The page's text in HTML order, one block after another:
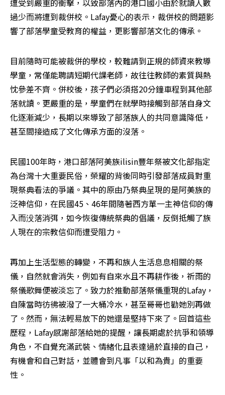
遭受到嚴重的衝擊，以致部落內的港口國小由於就讀人數
過少而將遭到裁併校。Lafay憂心的表示，裁併校的問題影
響了部落學童受教育的權益，更影響部落文化的傳承。
目前隨時可能被裁併的學校，較難請到正規的師資來教導
學童，常僅能聘請短期代課老師，故往往教師的素質與熱
忱參差不齊。併校後，孩子們必須搭20分鐘車程到其他部
落就讀。更嚴重的是，學童們在就學時接觸到部落自身文
化逐漸減少，長期以來導致了部落族人的共同意識降低，
甚至間接造成了文化傳承方面的沒落。
民國100年時，港口部落阿美族ilisin豐年祭被文化部指定
為台灣十大重要民俗，榮耀的背後同時引發部落成員對重
現祭典看法的爭議。其中的原由乃祭典呈現的是阿美族的
泛神信仰，在民國45、46年間隨著西方單一主神信仰的傳
入而没落消弭，如今恢復傳統祭典的倡議，反倒抵觸了族
人現在的宗教信仰而遭受阻力。
再加上生活型態的轉變，不再和族人生活息息相關的祭
儀，自然就會消失，例如有自來水且不再耕作後，祈雨的
祭儀歌舞便被淡忘了。致力於推動部落祭儀重現的Lafay，
自陳當時彷彿被潑了一大桶冷水，甚至哥哥也勸她別再做
了。然而，無法輕易放下的她還是堅持下來了。回首這些
歷程，Lafay感謝部落給她的提醒，讓長期處於抗爭和領導
角色，不自覺充滿武裝、情緒化且表達過於直接的自己，
有機會和自己對話，並體會到凡事「以和為貴」的重要
性。